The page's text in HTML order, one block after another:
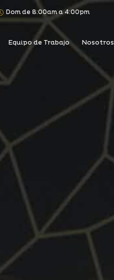
Dom de 8:00am a 4:00pm
Equipo de Trabajo Nosotros